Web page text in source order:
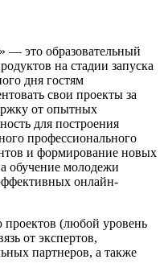
— это образовательный
на стадии запуска
дня гостям
свои проекты за
от опытных
для построения
профессионального
и формирование новых
обучение молодежи
онлайн-
(любой уровень
от экспертов,
партнеров, а также